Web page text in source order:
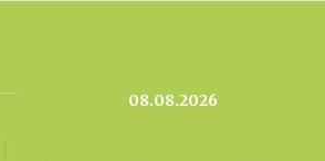
08.08.2026